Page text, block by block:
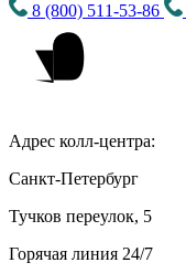
8 (800) 511-53-86
Адрес колл-центра:
Санкт-Петербург
Тучков переулок, 5
Горячая линия 24/7